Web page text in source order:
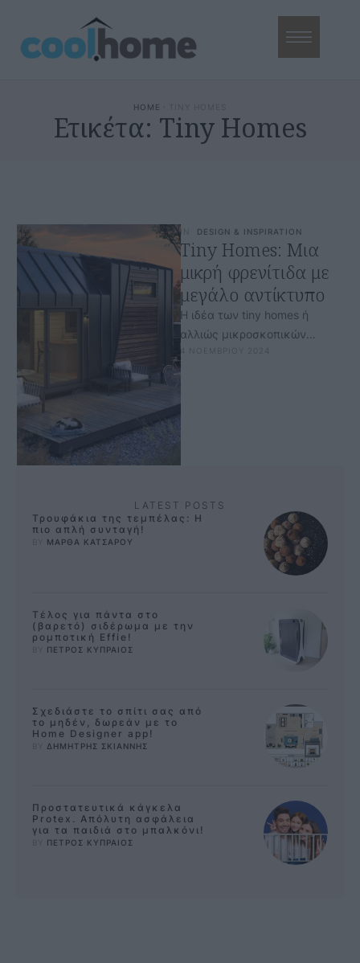
HOME · TINY HOMES
Ετικέτα: Tiny Homes
IN DESIGN & INSPIRATION
Tiny Homes: Μια
μικρή φρενίτιδα με
μεγάλο αντίκτυπο
Η ιδέα των tiny homes ή
αλλιώς μικροσκοπικών
σπιτιών έχει γίνει τα
τελευταία χρόνια μια
4 ΝΟΕΜΒΡΙΟΥ 2024
LATEST POSTS
Τρουφάκια της τεμπέλας: Η
πιο απλή συνταγή!
ΜΑΡΘΑ ΚΑΤΣΑΡΟΥ
Τέλος για πάντα στο
(βαρετό) σιδέρωμα με την
ρομποτική Effie!
ΠΕΤΡΟΣ ΚΥΠΡΑΙΟΣ
Σχεδιάστε το σπίτι σας από
το μηδέν, δωρεάν με το
Home Designer app!
ΔΗΜΗΤΡΗΣ ΣΚΙΑΝΝΗΣ
Προστατευτικά κάγκελα
Protex. Απόλυτη ασφάλεια
για τα παιδιά στο μπαλκόνι!
ΠΕΤΡΟΣ ΚΥΠΡΑΙΟΣ